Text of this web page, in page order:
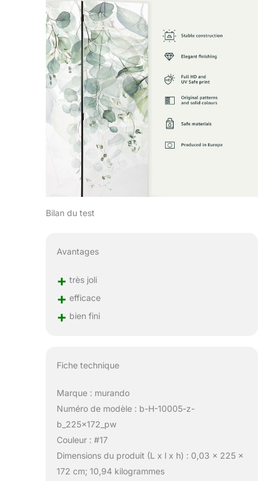
Bilan du test
Avantages
+ très joli
+ efficace
+ bien fini
Fiche technique
Marque : murando
Numéro de modèle : b-H-10005-z-
b_225x172_pw
Couleur : #17
Dimensions du produit (L x l x h) : 0,03 x 225 x
172 cm; 10,94 kilogrammes